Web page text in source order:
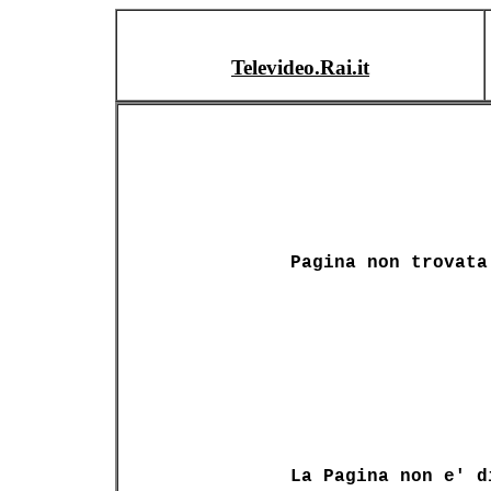
Televideo.Rai.it
Pagina non trovata
La Pagina non e'